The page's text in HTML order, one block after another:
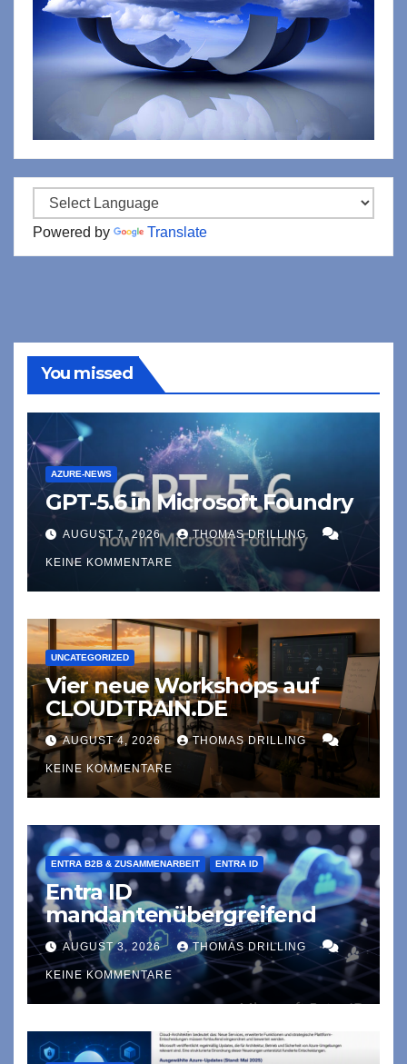
Powered by Translate
You missed
AZURE-NEWS
GPT-5.6 in Microsoft Foundry
AUGUST 7, 2026 THOMAS DRILLING
KEINE KOMMENTARE
UNCATEGORIZED
Vier neue Workshops auf
CLOUDTRAIN.DE
AUGUST 4, 2026 THOMAS DRILLING
KEINE KOMMENTARE
ENTRA B2B & ZUSAMMENARBEIT ENTRA ID
Entra ID
mandantenübergreifend
AUGUST 3, 2026 THOMAS DRILLING
KEINE KOMMENTARE